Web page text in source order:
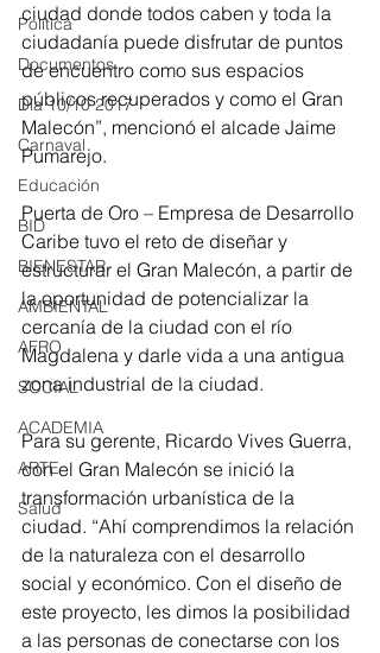
Política
Documentos
Día 10/10 2017
Carnaval
Educación
BID
BIENESTAR
AMBIENTAL
AFRO
SOCIAL
ACADEMIA
ARTE
Salud
ciudad donde todos caben y toda la
ciudadanía puede disfrutar de puntos
de encuentro como sus espacios
públicos recuperados y como el Gran
Malecón”, mencionó el alcade Jaime
Pumarejo.
Puerta de Oro – Empresa de Desarrollo
Caribe tuvo el reto de diseñar y
estructurar el Gran Malecón, a partir de
la oportunidad de potencializar la
cercanía de la ciudad con el río
Magdalena y darle vida a una antigua
zona industrial de la ciudad.
Para su gerente, Ricardo Vives Guerra,
con el Gran Malecón se inició la
transformación urbanística de la
ciudad. “Ahí comprendimos la relación
de la naturaleza con el desarrollo
social y económico. Con el diseño de
este proyecto, les dimos la posibilidad
a las personas de conectarse con los